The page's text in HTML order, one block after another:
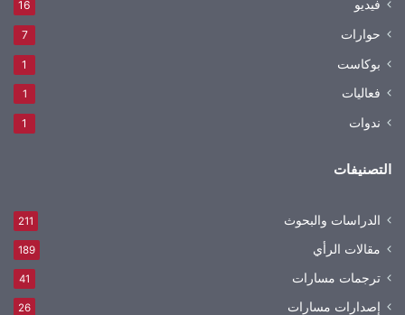
فيديو 16
حوارات 7
بوكاست 1
فعاليات 1
ندوات 1
التصنيفات
الدراسات والبحوث 211
مقالات الرأي 189
ترجمات مسارات 41
إصدارات مسارات 26